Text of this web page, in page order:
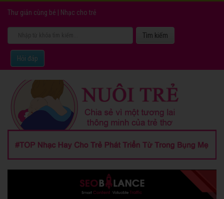
Thư giản cùng bé Nhạc cho trẻ
Hỏi đáp